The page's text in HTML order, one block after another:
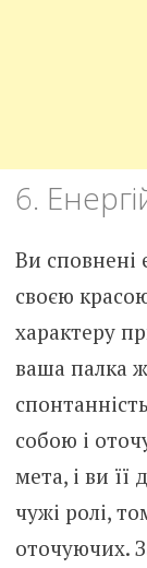
6.
Ви сповнені
своєю
характеру
ваша палка
собою і
мета, і ви її
чужі ролі,
оточуючих.